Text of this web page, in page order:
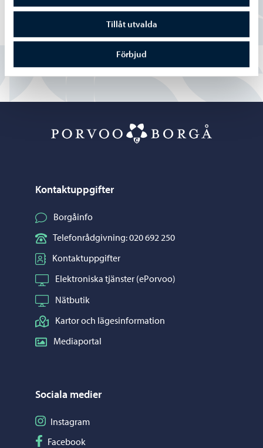
Tillåt utvalda
Förbjud
Delvis
Nej
Kontaktuppgifter
Borgåinfo
Telefonrådgivning: 020 692 250
Kontaktuppgifter
Elektroniska tjänster (ePorvoo)
Nätbutik
Kartor och lägesinformation
Mediaportal
Sociala medier
Följ på Instagram
Instagram
Följ på Facebook
Facebook